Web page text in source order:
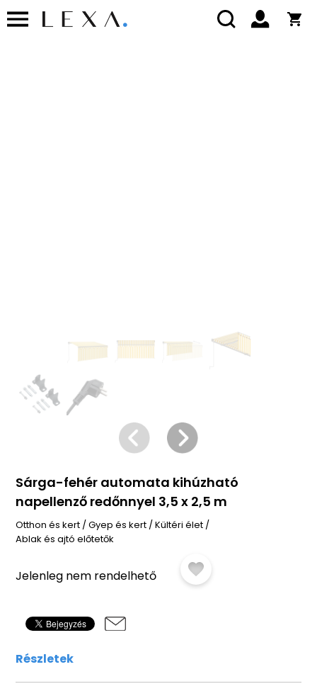
Sárga-fehér automata kihúzható
napellenző redőnnyel 3,5 x 2,5 m
Otthon és kert /Gyep és kert /Kültéri élet /
Ablak és ajtó előtetők
Jelenleg nem rendelhető
Részletek